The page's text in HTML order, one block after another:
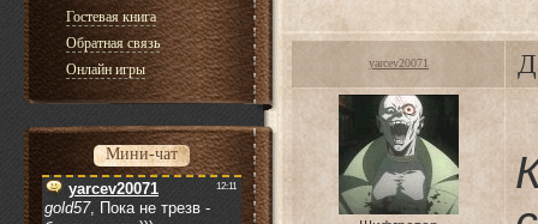
Гостевая книга
Обратная связь
Онлайн игры
Мини-чат
yarcev20071